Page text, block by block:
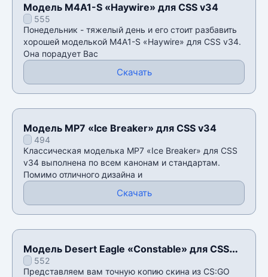
Модель M4A1-S «Haywire» для CSS v34
555
Понедельник - тяжелый день и его стоит разбавить
хорошей моделькой M4A1-S «Haywire» для CSS v34.
Она порадует Вас
Скачать
Модель MP7 «Ice Breaker» для CSS v34
494
Классическая моделька MP7 «Ice Breaker» для CSS
v34 выполнена по всем канонам и стандартам.
Помимо отличного дизайна и
Скачать
Модель Desert Eagle «Constable» для CSS
v34552
Представляем вам точную копию скина из CS:GO